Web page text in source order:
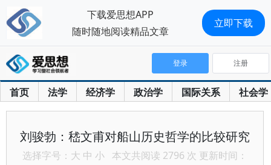
首页 法学 经济学 政治学 国际关系 社会学
登录 注册
刘骏勃：嵇文甫对船山历史哲学的比较研究
选择字号： 大 中 小 本文共阅读 2796 次 更新时间：
下载爱思想APP
随时随地阅读精品文章
立即下载